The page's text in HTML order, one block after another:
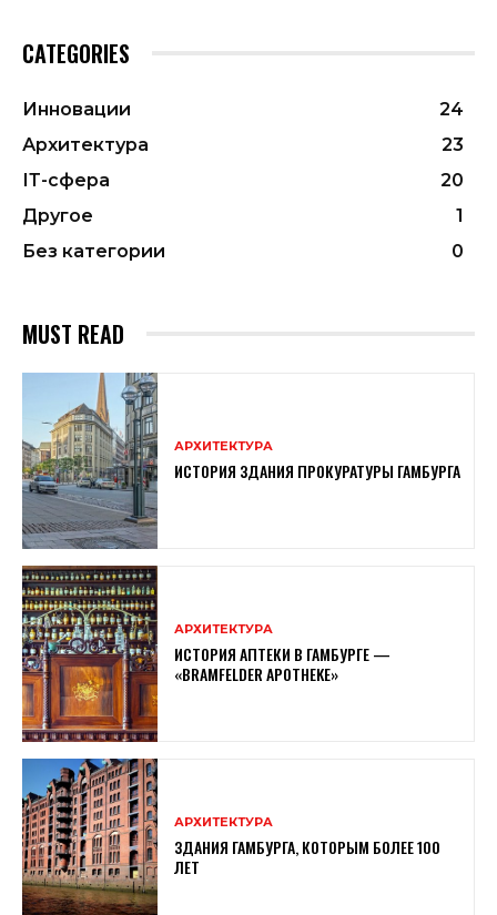
CATEGORIES
Инновации
24
Архитектура
23
ІТ-сфера
20
Другое
1
Без категории
0
MUST READ
АРХИТЕКТУРА
ИСТОРИЯ ЗДАНИЯ ПРОКУРАТУРЫ ГАМБУРГА
АРХИТЕКТУРА
ИСТОРИЯ АПТЕКИ В ГАМБУРГЕ —
«BRAMFELDER APOTHEKE»
АРХИТЕКТУРА
ЗДАНИЯ ГАМБУРГА, КОТОРЫМ БОЛЕЕ 100
ЛЕТ